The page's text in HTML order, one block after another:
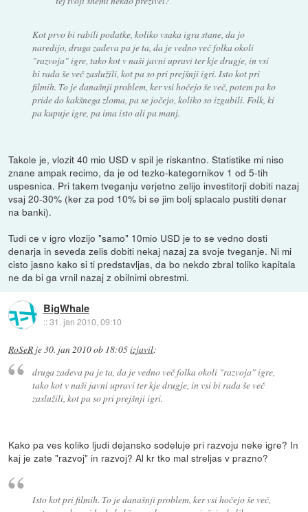
Kot prvo bi rabili podatke, koliko vsaka igra stane, da jo
naredijo, druga zadeva pa je ta, da je vedno več folka okoli
"razvoja" igre, tako kot v naši javni upravi ter kje drugje, in vsi
bi rada še več zaslužili, kot pa so pri prejšnji igri. Isto kot pri
filmih. To je današnji problem, ker vsi hočejo še več, potem pa ko
pride do kakšnega zloma, pa se jočejo, koliko so izgubili. Folk, ki
pa kupuje igre, pa ima isto ali pa manj.
Takole je, vlozit 40 mio USD v spil je riskantno. Statistike mi niso
znane ampak recimo, da je od tezko-kategornikov 1 od 5-tih
uspesnica. Pri takem tveganju verjetno zelijo investitorji dobiti nazaj
vsaj 20-30% (ker za pod 10% bi se jim bolj splacalo pustiti denar
na banki).
Tudi ce v igro vlozijo "samo" 10mio USD je to se vedno dosti
denarja in seveda zelis dobiti nekaj nazaj za svoje tveganje. Ni mi
cisto jasno kako si ti predstavljas, da bo nekdo zbral toliko kapitala
ne da bi ga vrnil nazaj z obilnimi obrestmi.
BigWhale
::31. jan 2010, 09:10
RoSeR je30. jan 2010 ob 18:05izjavil:
druga zadeva pa je ta, da je vedno več folka okoli "razvoja" igre,
tako kot v naši javni upravi ter kje drugje, in vsi bi rada še več
zaslužili, kot pa so pri prejšnji igri.
Kako pa ves koliko ljudi dejansko sodeluje pri razvoju neke igre? In
kaj je zate "razvoj" in razvoj? Al kr tko mal streljas v prazno?
Isto kot pri filmih. To je današnji problem, ker vsi hočejo še več,